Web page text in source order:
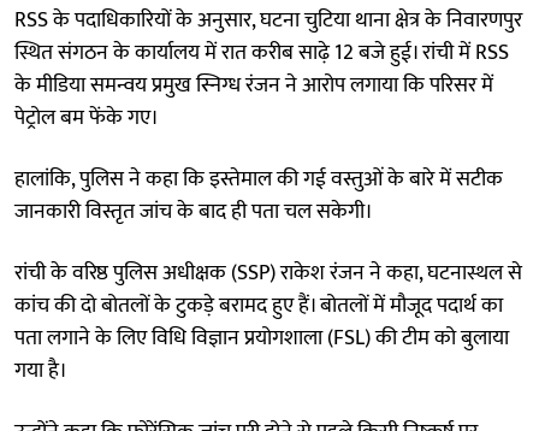
RSS के पदाधिकारियों के अनुसार, घटना चुटिया थाना क्षेत्र के निवारणपुर
स्थित संगठन के कार्यालय में रात करीब साढ़े 12 बजे हुई। रांची में RSS
के मीडिया समन्वय प्रमुख स्निग्ध रंजन ने आरोप लगाया कि परिसर में
पेट्रोल बम फेंके गए।
हालांकि, पुलिस ने कहा कि इस्तेमाल की गई वस्तुओं के बारे में सटीक
जानकारी विस्तृत जांच के बाद ही पता चल सकेगी।
रांची के वरिष्ठ पुलिस अधीक्षक (SSP) राकेश रंजन ने कहा, घटनास्थल से
कांच की दो बोतलों के टुकड़े बरामद हुए हैं। बोतलों में मौजूद पदार्थ का
पता लगाने के लिए विधि विज्ञान प्रयोगशाला (FSL) की टीम को बुलाया
गया है।